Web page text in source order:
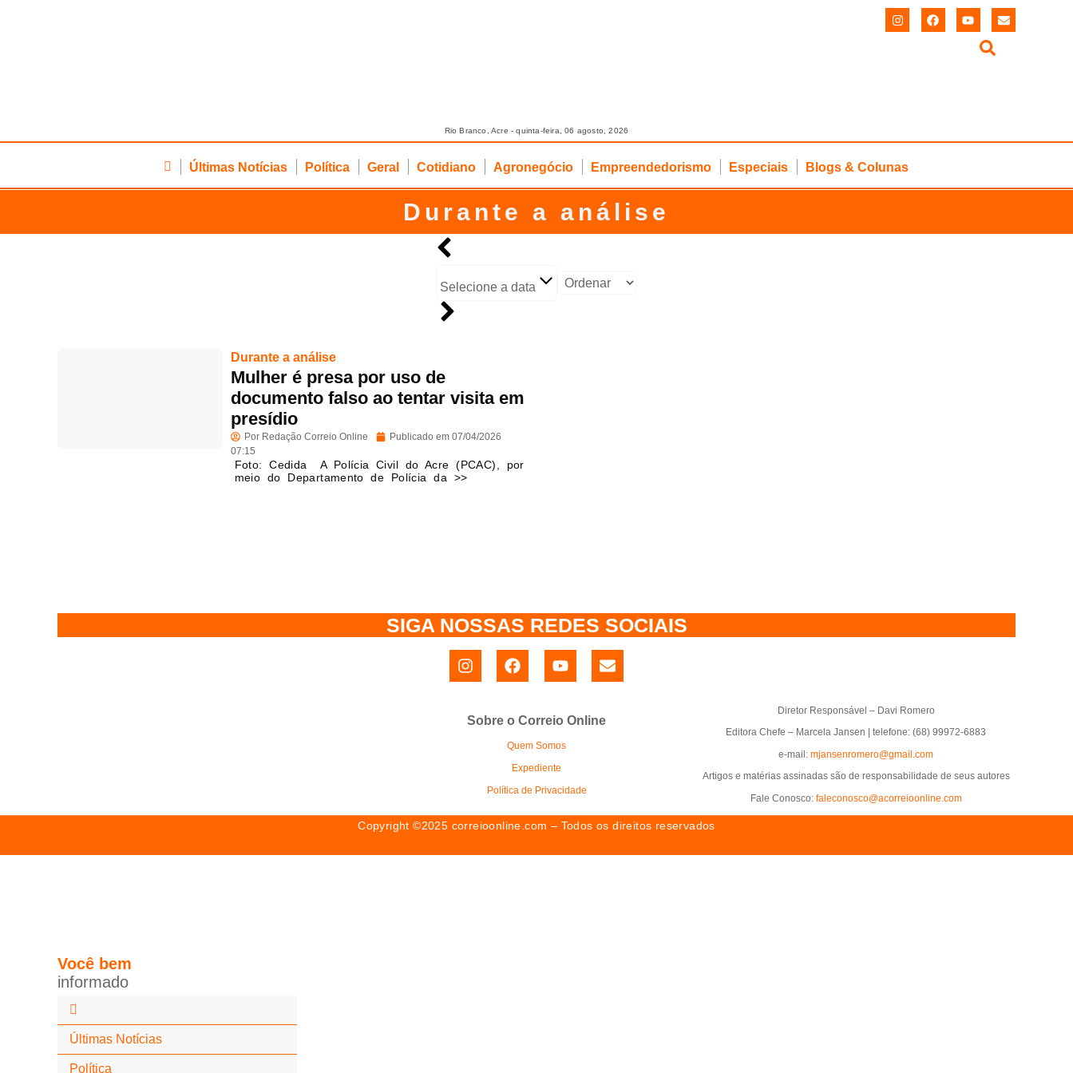
Rio Branco, Acre - quinta-feira, 06 agosto, 2026
Últimas Notícias Política Geral Cotidiano Agronegócio Empreendedorismo Especiais Blogs & Colunas
Durante a análise
Selecione a data
Durante a análise
Mulher é presa por uso de
documento falso ao tentar visita em
presídio
Por Redação Correio Online Publicado em 07/04/2026
07:15
Foto: Cedida A Polícia Civil do Acre (PCAC), por
meio do Departamento de Polícia da >>
SIGA NOSSAS REDES SOCIAIS
Sobre o Correio Online
Quem Somos
Expediente
Política de Privacidade
Diretor Responsável – Davi Romero
Editora Chefe – Marcela Jansen | telefone: (68) 99972-6883
e-mail: mjansenromero@gmail.com
Artigos e matérias assinadas são de responsabilidade de seus autores
Fale Conosco: faleconosco@acorreioonline.com
Copyright ©2025 correioonline.com – Todos os direitos reservados
Você bem
informado
Últimas Notícias
Política